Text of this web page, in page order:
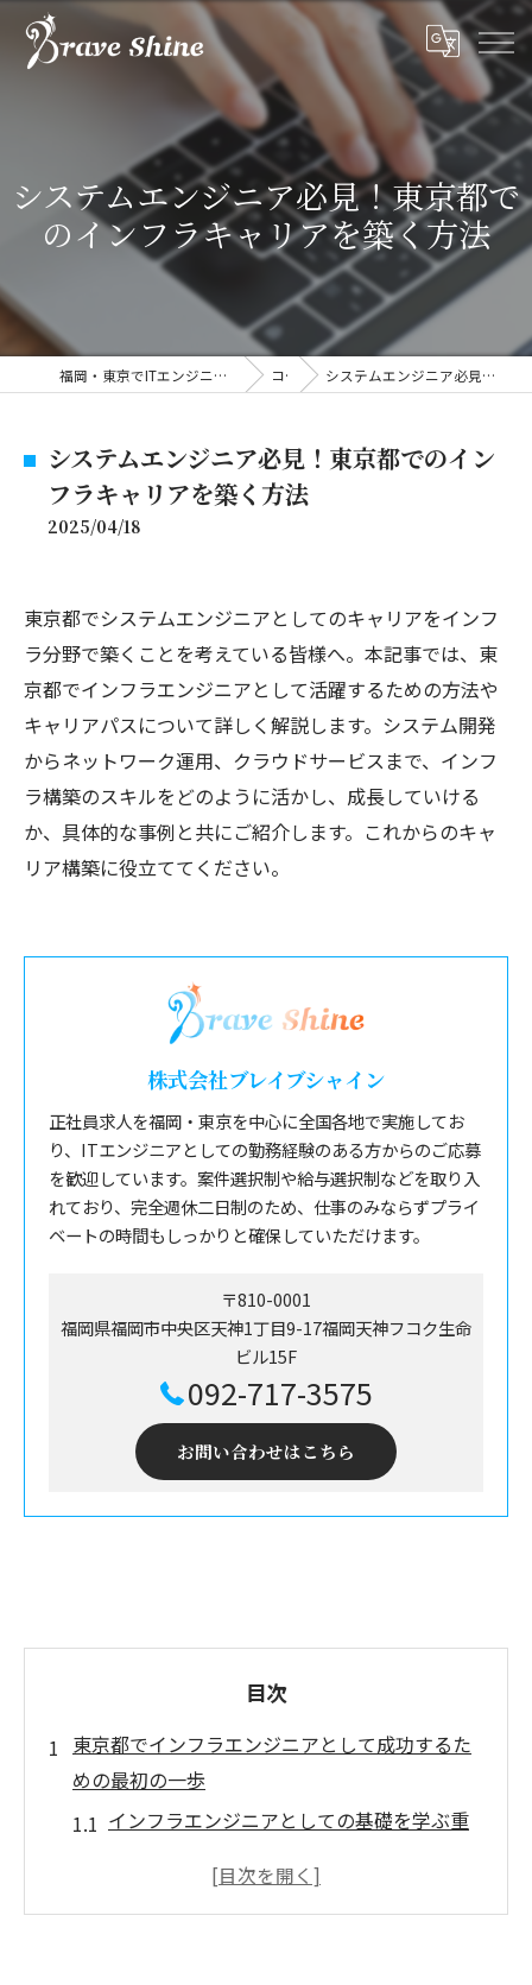
システムエンジニア必見！東京都で
のインフラキャリアを築く方法
福岡・東京でITエンジニアの求人なら株式会社ブレイブシャイン コラム システムエンジニア必見！東京都でのインフラキャリアを築く方法
システムエンジニア必見！東京都でのイン
フラキャリアを築く方法
2025/04/18
東京都でシステムエンジニアとしてのキャリアをインフ
ラ分野で築くことを考えている皆様へ。本記事では、東
京都でインフラエンジニアとして活躍するための方法や
キャリアパスについて詳しく解説します。システム開発
からネットワーク運用、クラウドサービスまで、インフ
ラ構築のスキルをどのように活かし、成長していける
か、具体的な事例と共にご紹介します。これからのキャ
リア構築に役立ててください。
株式会社ブレイブシャイン
正社員求人を福岡・東京を中心に全国各地で実施してお
り、ITエンジニアとしての勤務経験のある方からのご応募
を歓迎しています。案件選択制や給与選択制などを取り入
れており、完全週休二日制のため、仕事のみならずプライ
ベートの時間もしっかりと確保していただけます。
〒810-0001
福岡県福岡市中央区天神1丁目9-17福岡天神フコク生命
ビル15F
092-717-3575
お問い合わせはこちら
目次
東京都でインフラエンジニアとして成功するた
めの最初の一歩
インフラエンジニアとしての基礎を学ぶ重
東京都のインフラ市場における最新トレン